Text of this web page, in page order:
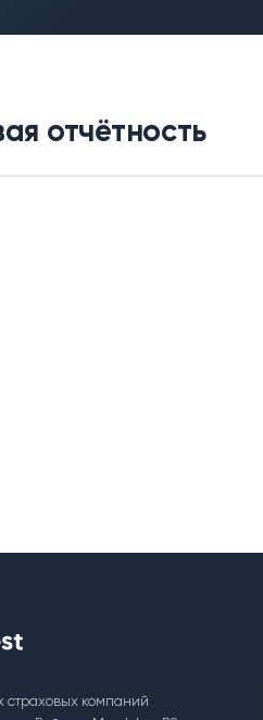
отчётность
компаний